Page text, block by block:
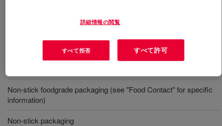
Release coating for pressure sensitive laminate/labelstock
Single and double-sided industrial release papers
Non-stick foodgrade packaging (see "Food Contact" for specific
information)
Non-stick packaging
詳細情報の閲覧
すべて拒否 すべて許可